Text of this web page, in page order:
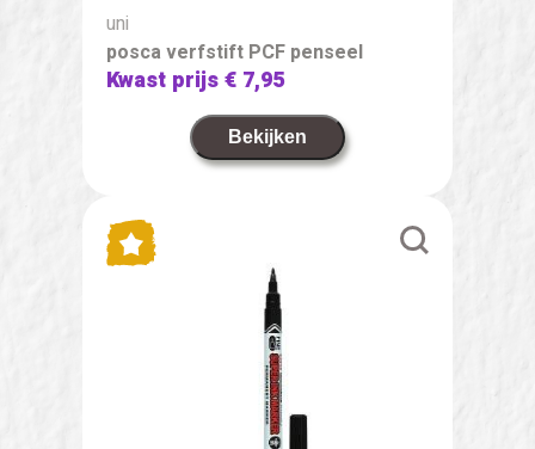
uni
posca verfstift PCF penseel
Kwast prijs€ 7,95
Bekijken